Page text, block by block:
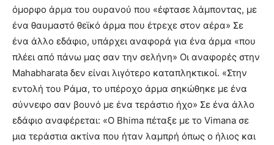
όμορφο άρμα του ουρανού που «έφτασε λάμποντας, με
ένα θαυμαστό θεϊκό άρμα που έτρεχε στον αέρα» Σε
ένα άλλο εδάφιο, υπάρχει αναφορά για ένα άρμα «που
πλέει από πάνω μας σαν την σελήνη» Οι αναφορές στην
Mahabharata δεν είναι λιγότερο καταπληκτικοί. «Στην
εντολή του Ράμα, το υπέροχο άρμα σηκώθηκε με ένα
σύννεφο σαν βουνό με ένα τεράστιο ήχο» Σε ένα άλλο
εδάφιο αναφέρεται: «O Bhima πέταξε με το Vimana σε
μια τεράστια ακτίνα που ήταν λαμπρή όπως ο ήλιος και